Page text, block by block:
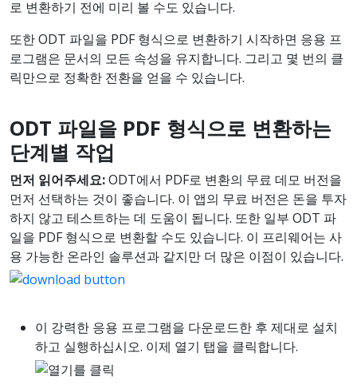
로 변환하기 전에 미리 볼 수도 있습니다.
또한 ODT 파일을 PDF 형식으로 변환하기 시작하면 응용 프
로그램은 문서의 모든 속성을 유지합니다. 그리고 몇 번의 클
릭만으로 정확한 전환을 얻을 수 있습니다.
ODT 파일을 PDF 형식으로 변환하는
단계별 작업
먼저 읽어주세요:ODT에서 PDF로 변환의 무료 데모 버전을
먼저 선택하는 것이 좋습니다. 이 앱의 무료 버전은 돈을 투자
하지 않고 테스트하는 데 도움이 됩니다. 또한 일부 ODT 파
일을 PDF 형식으로 변환할 수도 있습니다. 이 프리웨어는 사
용 가능한 온라인 솔루션과 같지만 더 많은 이점이 있습니다.
이 강력한 응용 프로그램을 다운로드한 후 제대로 설치
하고 실행하십시오. 이제 열기 탭을 클릭합니다.